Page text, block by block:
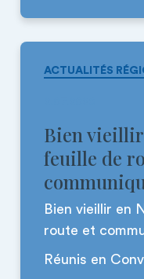
ACTUALITÉS
Bien
feuille de
Bien vieillir en
route et
Réunis en